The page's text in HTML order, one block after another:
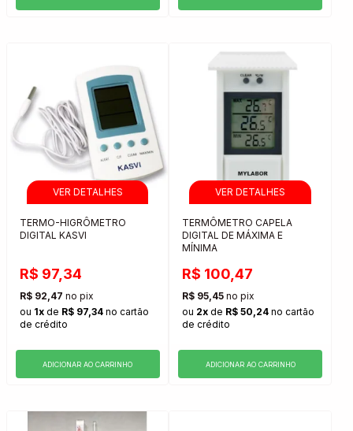
TERMO-HIGRÔMETRO
DIGITAL KASVI
R$ 97,34
R$ 92,47 no pix
ou 1x de R$ 97,34 no cartão
de crédito
ADICIONAR AO CARRINHO
TERMÔMETRO CAPELA
DIGITAL DE MÁXIMA E
MÍNIMA
R$ 100,47
R$ 95,45 no pix
ou 2x de R$ 50,24 no cartão
de crédito
ADICIONAR AO CARRINHO